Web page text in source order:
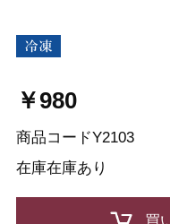
￥980
商品コードY2103
在庫在庫あり